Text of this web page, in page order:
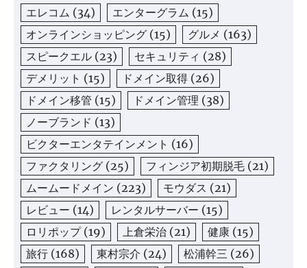
エレコム (34) エンターグラム (15)
オンラインショッピング (15) グルメ (163)
スピークエル (23) セキュリティ (28)
デメリット (15) ドメイン取得 (26)
ドメイン移管 (15) ドメイン管理 (38)
ノーブランド (13)
ビクターエンタテインメント (16)
ファクタリング (25) フィンジア初期脱毛 (21)
ムームードメイン (223) モウダス (21)
レビュー (14) レンタルサーバー (15)
ロリポップ(19) 上倉栄治 (21) 健康 (15)
旅行 (168) 東村宗介 (24) 松浦幹三 (26)